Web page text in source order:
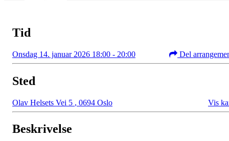
Tid
Onsdag 14. januar 2026 18:00 - 20:00 Del
Sted
Olav Helsets Vei 5 , 0694 Oslo Vis
Beskrivelse